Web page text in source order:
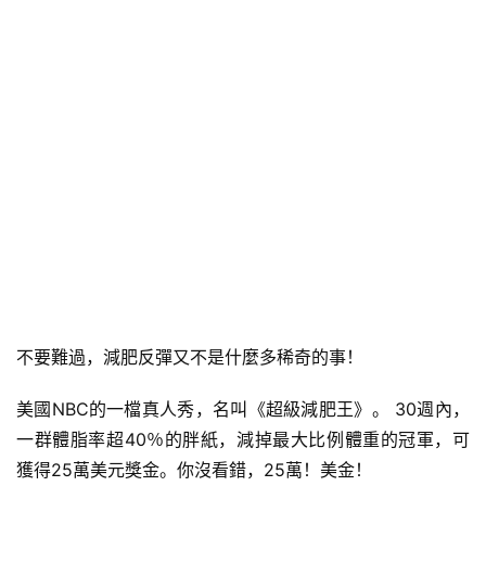
不要難過，減肥反彈又不是什麼多稀奇的事！
美國NBC的一檔真人秀，名叫《超級減肥王》。 30週內，
一群體脂率超40％的胖紙，減掉最大比例體重的冠軍，可
獲得25萬美元獎金。你沒看錯，25萬！美金！